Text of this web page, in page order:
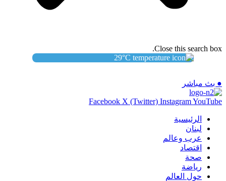
Close this search box.
29°C
● بث مباشر
Facebook X (Twitter) InstagramYouTube
الرئيسية
لبنان
عرب وعالم
اقتصاد
صحة
رياضة
حول العالم